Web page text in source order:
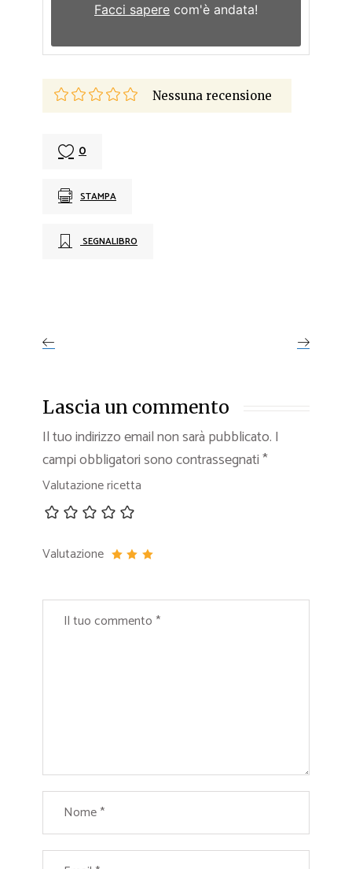
Facci sapere com'è andata!
Nessuna recensione
0
STAMPA
SEGNALIBRO
Lascia un commento
Il tuo indirizzo email non sarà pubblicato. I
campi obbligatori sono contrassegnati*
Valutazione ricetta
Valutazione